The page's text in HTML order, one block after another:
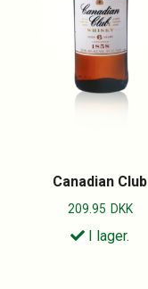
Canadian Club
209.95 DKK
I lager.